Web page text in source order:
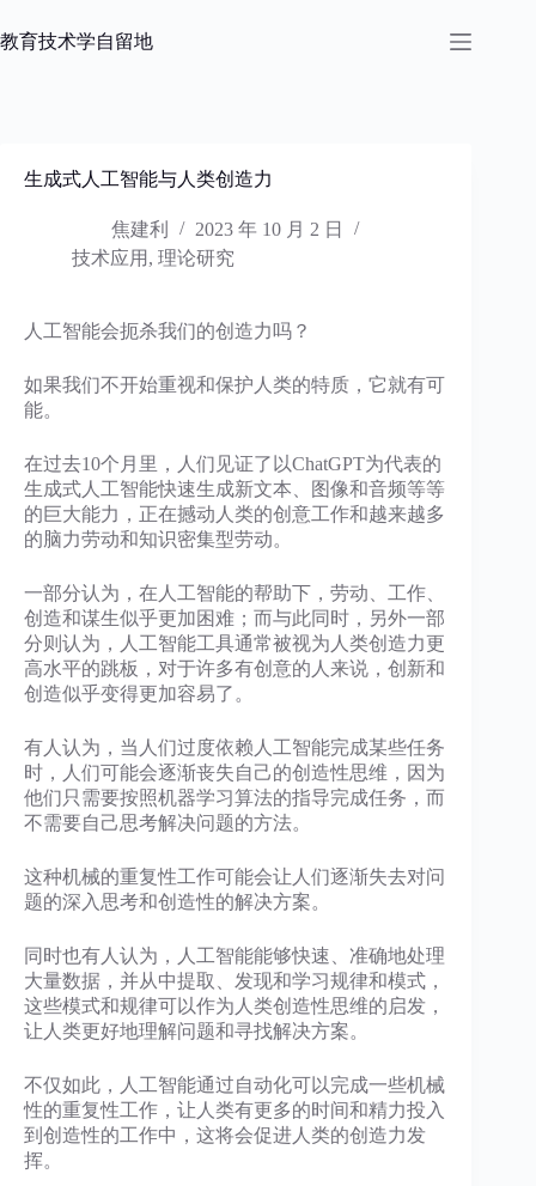
过
教育技术学自留地
生成式人工智能与人类创造力
焦建利
2023 年 10 月 2 日
技术应用 , 理论研究
人工智能会扼杀我们的创造力吗？
如果我们不开始重视和保护人类的特质，它就有可
能。
在过去10个月里，人们见证了以ChatGPT为代表的
生成式人工智能快速生成新文本、图像和音频等等
的巨大能力，正在撼动人类的创意工作和越来越多
的脑力劳动和知识密集型劳动。
一部分认为，在人工智能的帮助下，劳动、工作、
创造和谋生似乎更加困难；而与此同时，另外一部
分则认为，人工智能工具通常被视为人类创造力更
高水平的跳板，对于许多有创意的人来说，创新和
创造似乎变得更加容易了。
有人认为，当人们过度依赖人工智能完成某些任务
时，人们可能会逐渐丧失自己的创造性思维，因为
他们只需要按照机器学习算法的指导完成任务，而
不需要自己思考解决问题的方法。
这种机械的重复性工作可能会让人们逐渐失去对问
题的深入思考和创造性的解决方案。
同时也有人认为，人工智能能够快速、准确地处理
大量数据，并从中提取、发现和学习规律和模式，
这些模式和规律可以作为人类创造性思维的启发，
让人类更好地理解问题和寻找解决方案。
不仅如此，人工智能通过自动化可以完成一些机械
性的重复性工作，让人类有更多的时间和精力投入
到创造性的工作中，这将会促进人类的创造力发
挥。